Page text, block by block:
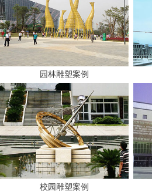
园林雕塑案例
校园雕塑案例